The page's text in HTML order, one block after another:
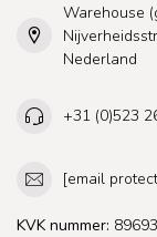
Warehouse
Nederland
+31 (0)523
[email
KVK nummer: